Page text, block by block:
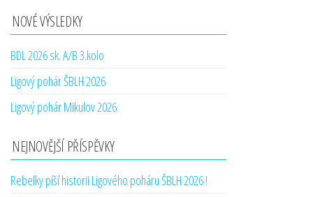
NOVÉ VÝSLEDKY
BDL 2026 sk. A/B 3.kolo
Ligový pohár ŠBLH 2026
Ligový pohár Mikulov 2026
NEJNOVĚJŠÍ PŘÍSPĚVKY
Rebelky píší historii Ligového poháru ŠBLH 2026 !